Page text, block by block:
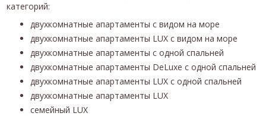
категорий:
двухкомнатные апартаменты с видом на море
двухкомнатные апартаменты LUX с видом на море
двухкомнатные апартаменты с одной спальней
двухкомнатные апартаменты DeLuxe с одной спальней
двухкомнатные апартаменты LUX с одной спальней
двухкомнатные апартаменты LUX
семейный LUX